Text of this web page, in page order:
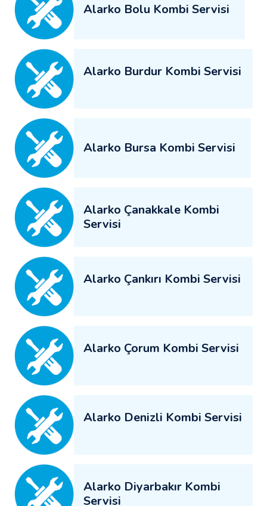
Alarko Bolu Kombi Servisi
Alarko Burdur Kombi Servisi
Alarko Bursa Kombi Servisi
Alarko Çanakkale Kombi
Servisi
Alarko Çankırı Kombi Servisi
Alarko Çorum Kombi Servisi
Alarko Denizli Kombi Servisi
Alarko Diyarbakır Kombi
Servisi